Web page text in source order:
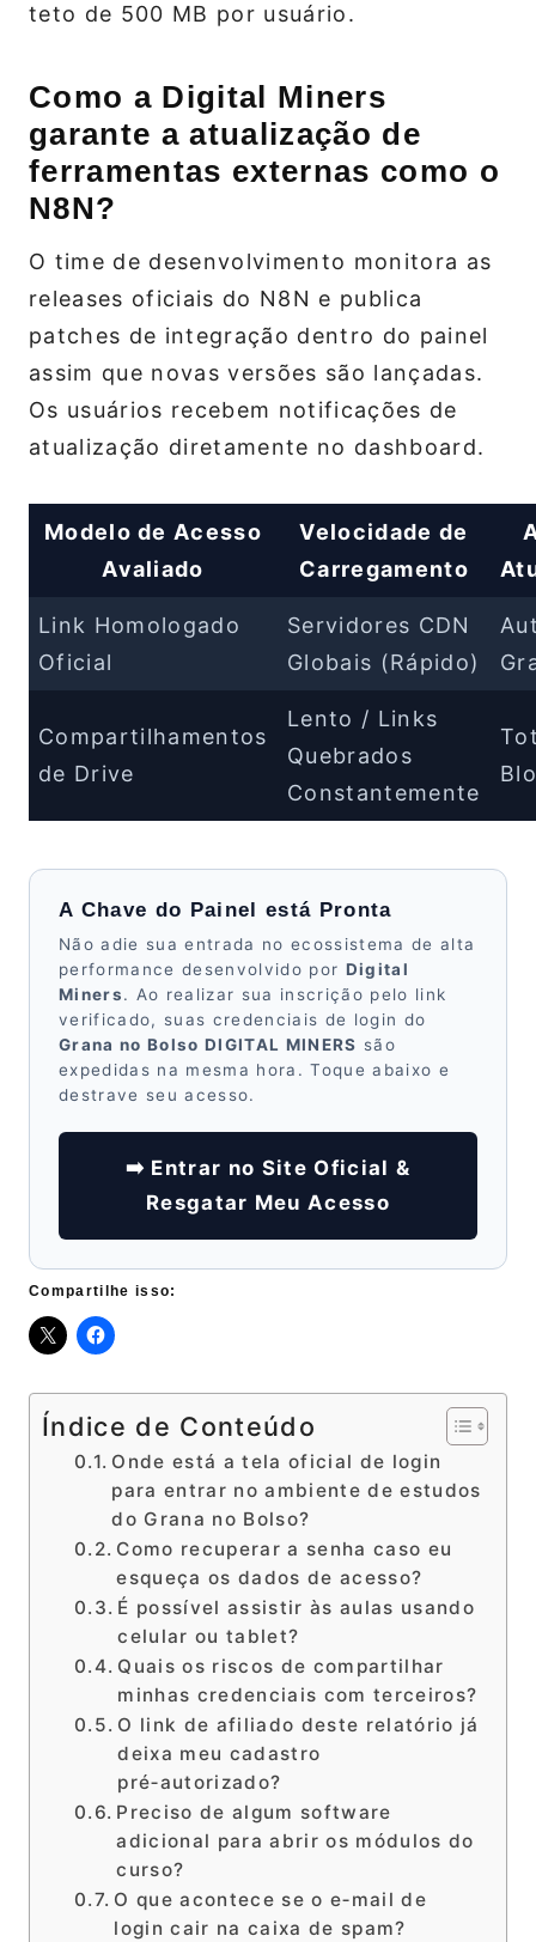
teto de 500 MB por usuário.
Como a Digital Miners
garante a atualização de
ferramentas externas como o
N8N?
O time de desenvolvimento monitora as
releases oficiais do N8N e publica
patches de integração dentro do painel
assim que novas versões são lançadas.
Os usuários recebem notificações de
atualização diretamente no dashboard.
Modelo de Acesso
Avaliado
Velocidade de
Carregamento
Link Homologado
Oficial
Servidores CDN
Globais (Rápido)
Compartilhamentos
de Drive
Lento / Links
Quebrados
Constantemente
A Chave do Painel está Pronta
Não adie sua entrada no ecossistema de alta
performance desenvolvido por Digital
Miners. Ao realizar sua inscrição pelo link
verificado, suas credenciais de login do
Grana no Bolso DIGITAL MINERS são
expedidas na mesma hora. Toque abaixo e
destrave seu acesso.
➡️ Entrar no Site Oficial &
Resgatar Meu Acesso
Compartilhe isso:
Índice de Conteúdo
Onde está a tela oficial de login
para entrar no ambiente de estudos
do Grana no Bolso?
Como recuperar a senha caso eu
esqueça os dados de acesso?
É possível assistir às aulas usando
celular ou tablet?
Quais os riscos de compartilhar
minhas credenciais com terceiros?
O link de afiliado deste relatório já
deixa meu cadastro
pré‑autorizado?
Preciso de algum software
adicional para abrir os módulos do
curso?
O que acontece se o e‑mail de
login cair na caixa de spam?